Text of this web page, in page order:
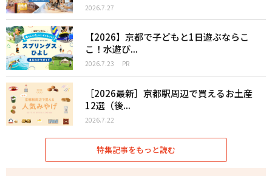
2026.7.27
【2026】京都で子どもと1日遊ぶならこ
こ！水遊び...
2026.7.23 PR
［2026最新］京都駅周辺で買えるお土産
12選（後...
2026.7.22
特集記事をもっと読む